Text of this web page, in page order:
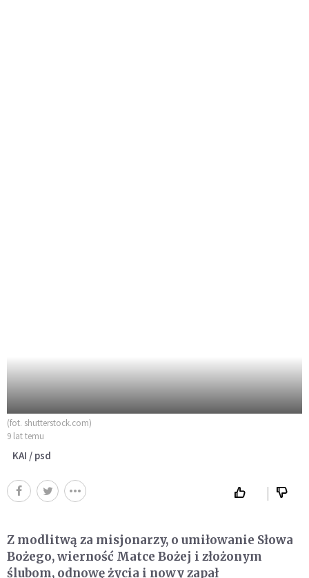
(fot. shutterstock.com)
9 lat temu
KAI / psd
Z modlitwą za misjonarzy, o umiłowanie Słowa
Bożego, wierność Matce Bożej i złożonym
ślubom, odnowę życia i nowy zapał